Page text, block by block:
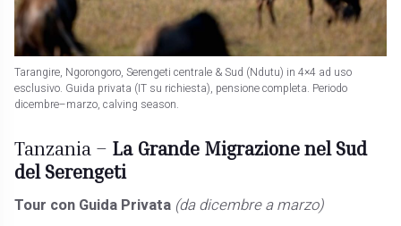
Tarangire, Ngorongoro, Serengeti centrale & Sud (Ndutu) in 4×4 ad uso
esclusivo. Guida privata (IT su richiesta), pensione completa. Periodo
dicembre–marzo, calving season.
Tanzania – La Grande Migrazione nel Sud
del Serengeti
Tour con Guida Privata (da dicembre a marzo)